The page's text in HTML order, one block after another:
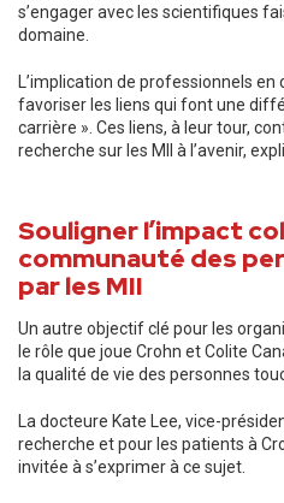
s’engager avec les scientifiques
domaine.
L’implication de professionnels
favoriser les liens qui font une
carrière ». Ces liens, à leur tour,
recherche sur les MII à l’avenir,
Souligner l’impact
communauté des
par les MII
Un autre objectif clé pour les
le rôle que joue Crohn et Colite
la qualité de vie des personnes
La docteure Kate Lee, vice-
recherche et pour les patients à
invitée à s’exprimer à ce sujet.